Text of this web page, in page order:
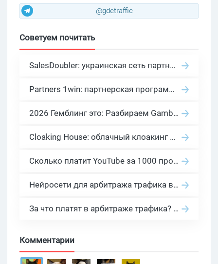
@gdetraffic
Советуем почитать
SalesDoubler: украинская сеть партнерских программ с оплатой за действие
Partners 1win: партнерская программа казино в нише гемблинг арбитраж
2026 Гемблинг это: Разбираем Gambling вертикаль, и все что связано с гемблинг и беттинг офферами
Cloaking House: облачный клоакинг для фильтрации ботов FB и Google Ads — гайд PHP-интеграции 2026
Сколько платит YouTube за 1000 просмотров в 2026: реальные цифры от 0.5 до 36 USD по ГЕО
Нейросети для арбитража трафика в 2026: инструменты, кейсы и AI-медиабайеры
За что платят в арбитраже трафика? 30 моделей оплаты в бурж и СНГ партнерках
Комментарии